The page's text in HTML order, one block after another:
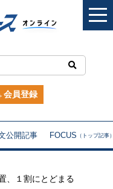
会員登録
公開記事 FOCUS （トップ記事
、１割にとどまる